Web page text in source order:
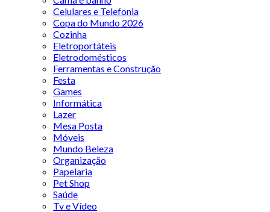
Celulares e Telefonia
Copa do Mundo 2026
Cozinha
Eletroportáteis
Eletrodomésticos
Ferramentas e Construção
Festa
Games
Informática
Lazer
Mesa Posta
Móveis
Mundo Beleza
Organização
Papelaria
Pet Shop
Saúde
Tv e Vídeo